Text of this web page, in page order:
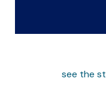
see the